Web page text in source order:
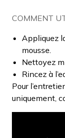
COMMENT
Appliquez
mousse.
Nettoyez
Rincez à
Pour
uniquement,